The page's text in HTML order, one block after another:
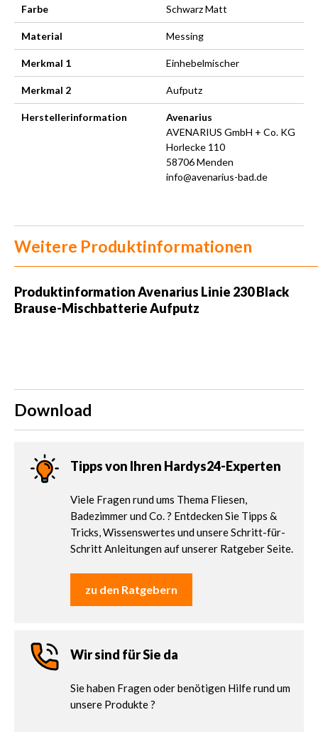
Farbe Schwarz Matt
Material Messing
Merkmal 1 Einhebelmischer
Merkmal 2 Aufputz
Herstellerinformation
Avenarius
AVENARIUS GmbH + Co. KG
Horlecke 110
58706 Menden
info@avenarius-bad.de
Weitere Produktinformationen
Produktinformation Avenarius Linie 230 Black
Brause-Mischbatterie Aufputz
Download
Tipps von Ihren Hardys24-Experten
Viele Fragen rund ums Thema Fliesen,
Badezimmer und Co. ? Entdecken Sie Tipps &
Tricks, Wissenswertes und unsere Schritt-für-
Schritt Anleitungen auf unserer Ratgeber Seite.
zu den Ratgebern
Wir sind für Sie da
Sie haben Fragen oder benötigen Hilfe rund um
unsere Produkte ?